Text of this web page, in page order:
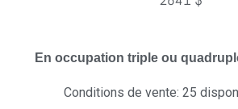
En occupation triple ou
Conditions de vente: 25